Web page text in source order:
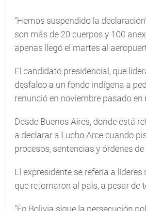
"Hemos suspendido la
son más de 20 cuerpos y 100
apenas llegó el martes al
El candidato presidencial, que
desfalco a un fondo indígena a
renunció en noviembre pasado
Desde Buenos Aires, donde está
a declarar a Lucho Arce cuando
procesos, sentencias y órdenes
El expresidente se refería a
que retornaron al país, a pesar de
"En Bolivia sigue la persecución